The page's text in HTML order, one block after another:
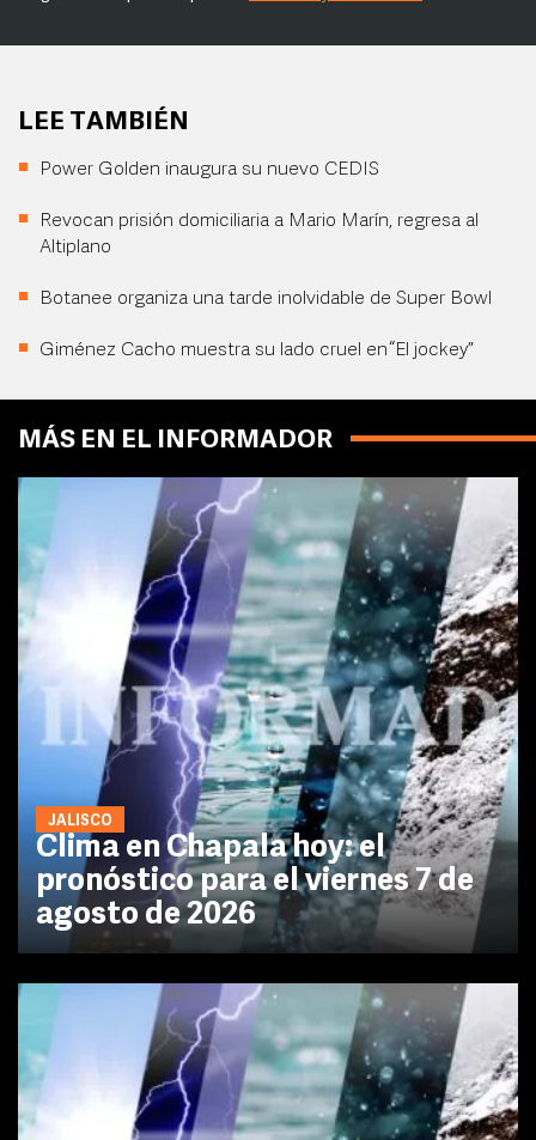
LEE TAMBIÉN
Power Golden inaugura su nuevo CEDIS
Revocan prisión domiciliaria a Mario Marín, regresa al
Altiplano
Botanee organiza una tarde inolvidable de Super Bowl
Giménez Cacho muestra su lado cruel en “El jockey”
MÁS EN EL INFORMADOR
JALISCO
Clima en Chapala hoy: el
pronóstico para el viernes 7 de
agosto de 2026